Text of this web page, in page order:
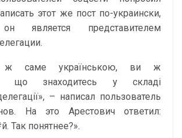
этот же пост по-украински,
является представителем
саме українською, ви ж
що знаходитесь у складі
– написал пользователь
На это Арестович ответил:
Так понятнее?».